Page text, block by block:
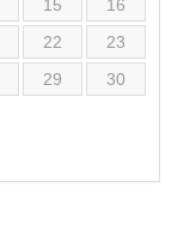
15
16
22
23
29
30